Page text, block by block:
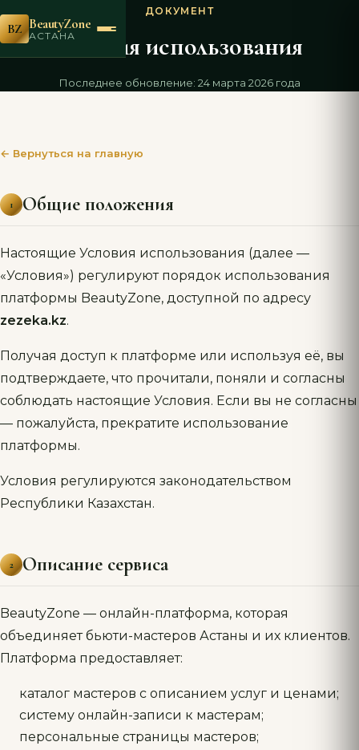
BZ BeautyZone
АСТАНА
ДОКУМЕНТ
Условия использования
Последнее обновление: 24 марта 2026 года
← Вернуться на главную
1 Общие положения
Настоящие Условия использования (далее —
«Условия») регулируют порядок использования
платформы BeautyZone, доступной по адресу
zezeka.kz.
Получая доступ к платформе или используя её, вы
подтверждаете, что прочитали, поняли и согласны
соблюдать настоящие Условия. Если вы не согласны
— пожалуйста, прекратите использование
платформы.
Условия регулируются законодательством
Республики Казахстан.
2 Описание сервиса
BeautyZone — онлайн-платформа, которая
объединяет бьюти-мастеров Астаны и их клиентов.
Платформа предоставляет:
каталог мастеров с описанием услуг и ценами;
систему онлайн-записи к мастерам;
персональные страницы мастеров;